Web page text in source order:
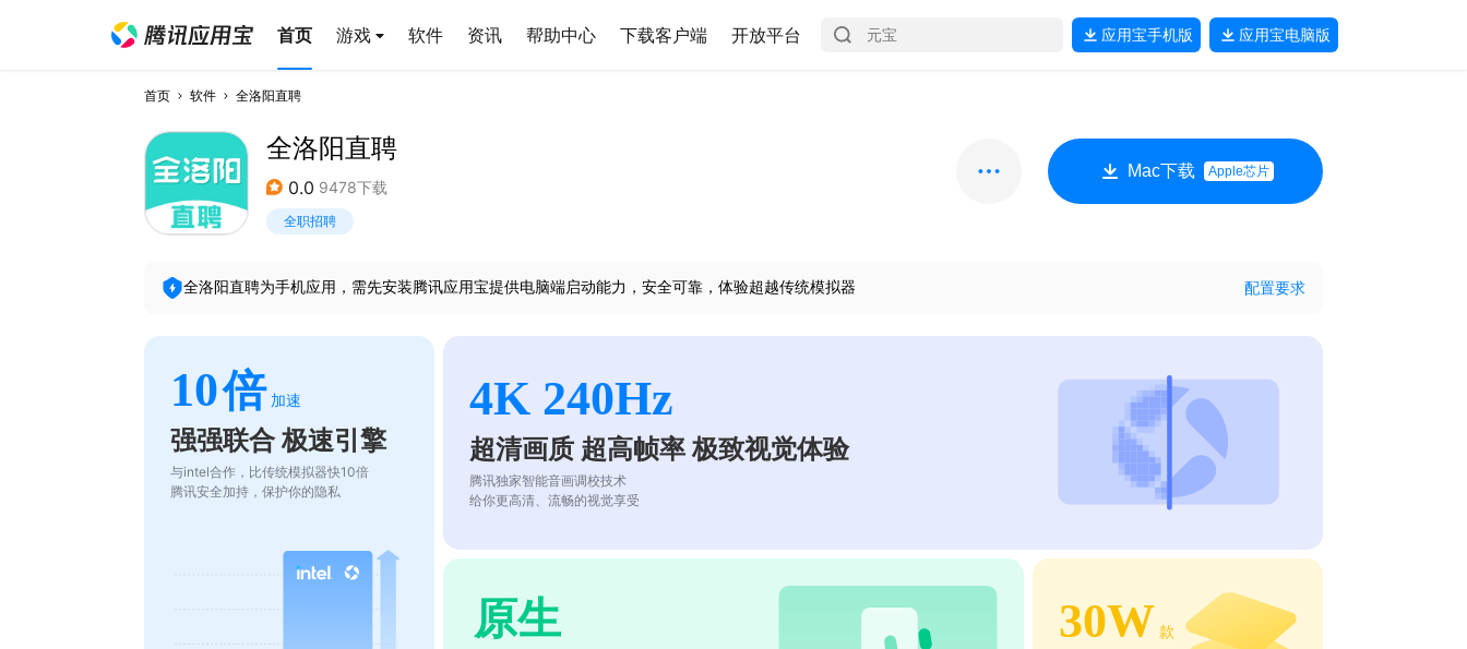
首页 游戏 软件 资讯 帮助中心 下载客户端 开放平台 应用宝手机版 应用宝电脑版
首页 软件 全洛阳直聘
全洛阳直聘
0.0 9478下载
全职招聘
Mac下载 Apple芯片
全洛阳直聘为手机应用，需先安装腾讯应用宝提供电脑端启动能力，安全可靠，体验超越传统模拟器 配置要求
10倍 加速
强强联合 极速引擎
与intel合作，比传统模拟器快10倍
腾讯安全加持，保护你的隐私
4K 240Hz
超清画质 超高帧率 极致视觉体验
腾讯独家智能音画调校技术
给你更高清、流畅的视觉享受
原生 30W 款